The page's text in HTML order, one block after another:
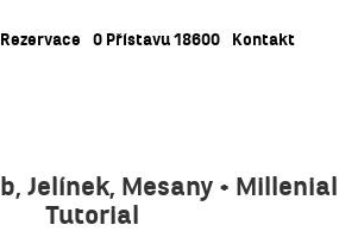
Rezervace O Přístavu 18600 Kontakt
Jelínek, Mesany + Millenial
Tutorial